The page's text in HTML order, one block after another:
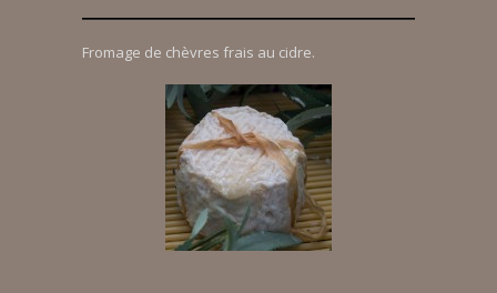
Fromage de chèvres frais au cidre.